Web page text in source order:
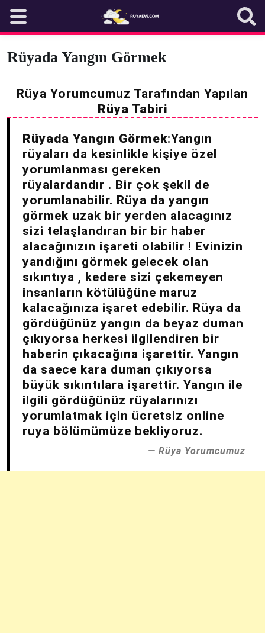
content
Rüyada Yangın Görmek
Rüya Yorumcumuz Tarafından Yapılan
Rüya Tabiri
Rüyada Yangın Görmek:Yangın
rüyaları da kesinlikle kişiye özel
yorumlanması gereken
rüyalardandır . Bir çok şekil de
yorumlanabilir. Rüya da yangın
görmek uzak bir yerden alacagınız
sizi telaşlandıran bir bir haber
alacağınızın işareti olabilir ! Evinizin
yandığını görmek gelecek olan
sıkıntıya , kedere sizi çekemeyen
insanların kötülüğüne maruz
kalacağınıza işaret edebilir. Rüya da
gördüğünüz yangın da beyaz duman
çıkıyorsa herkesi ilgilendiren bir
haberin çıkacağına işarettir. Yangın
da saece kara duman çıkıyorsa
büyük sıkıntılara işarettir. Yangın ile
ilgili gördüğünüz rüyalarınızı
yorumlatmak için ücretsiz online
ruya bölümümüze bekliyoruz.
Rüya Yorumcumuz